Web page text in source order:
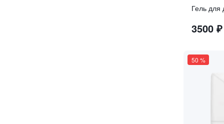
Гель для
3500₽
50 %